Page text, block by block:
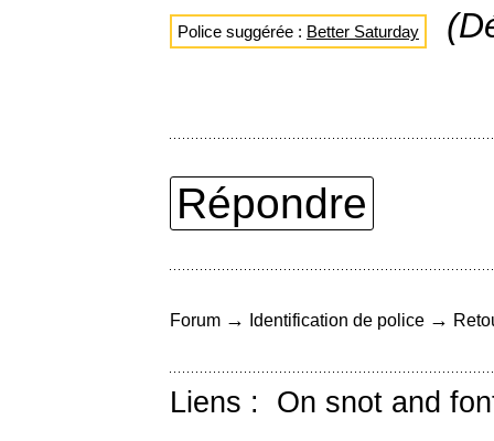
Police suggérée : Better Saturday
Répondre
Forum → Identification de police →
Liens : On snot and